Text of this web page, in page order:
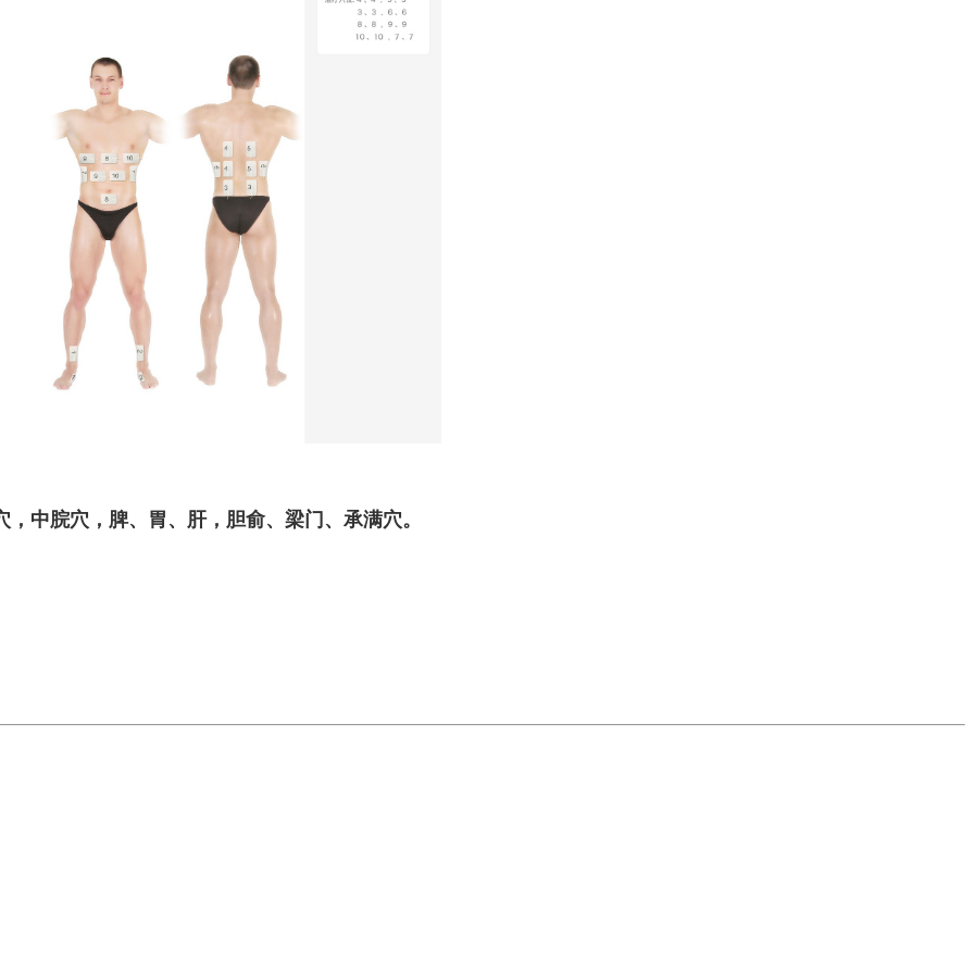
中脘穴，脾、胃、肝，胆俞、梁门、承满穴。